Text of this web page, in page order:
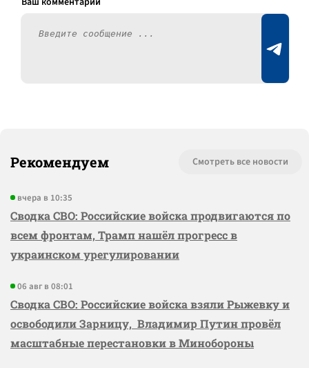
Рекомендуем Смотреть все новости
вчера в 10:35
Сводка СВО: Российские войска продвигаются по
всем фронтам, Трамп нашёл прогресс в
украинском урегулировании
06 авг в 08:01
Сводка СВО: Российские войска взяли Рыжевку и
освободили Зарницу, Владимир Путин провёл
масштабные перестановки в Минобороны